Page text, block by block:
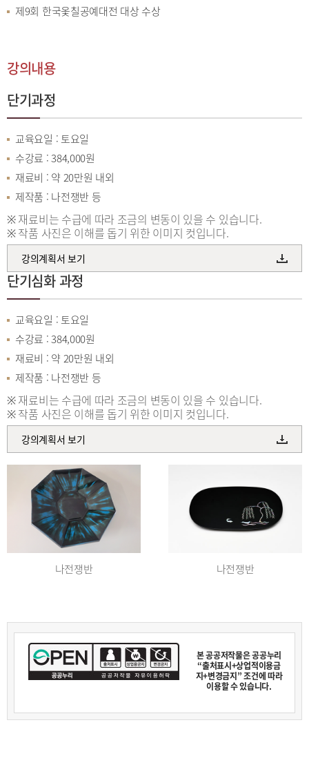
제9회 한국옻칠공예대전 대상 수상
강의내용
단기과정
교육요일 : 토요일
수강료 : 384,000원
재료비 : 약 20만원 내외
제작품 : 나전쟁반 등
※ 재료비는 수급에 따라 조금의 변동이 있을 수 있습니다.
※ 작품 사진은 이해를 돕기 위한 이미지 컷입니다.
강의계획서 보기
단기심화 과정
교육요일 : 토요일
수강료 : 384,000원
재료비 : 약 20만원 내외
제작품 : 나전쟁반 등
※ 재료비는 수급에 따라 조금의 변동이 있을 수 있습니다.
※ 작품 사진은 이해를 돕기 위한 이미지 컷입니다.
강의계획서 보기
나전쟁반 나전쟁반
본 공공저작물은 공공누리
“출처표시+상업적이용금
지+변경금지” 조건에 따라
이용할 수 있습니다.